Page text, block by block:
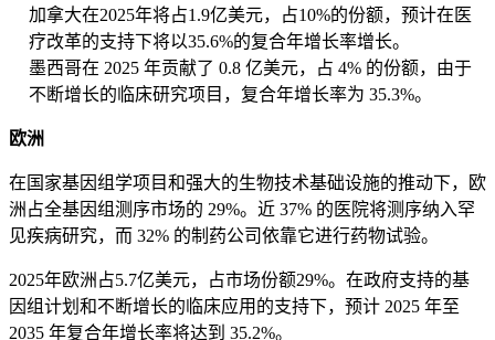
加拿大在2025年将占1.9亿美元，占10%的份额，预计在医
疗改革的支持下将以35.6%的复合年增长率增长。
墨西哥在 2025 年贡献了 0.8 亿美元，占 4% 的份额，由于
不断增长的临床研究项目，复合年增长率为 35.3%。
欧洲
在国家基因组学项目和强大的生物技术基础设施的推动下，欧
洲占全基因组测序市场的 29%。近 37% 的医院将测序纳入罕
见疾病研究，而 32% 的制药公司依靠它进行药物试验。
2025年欧洲占5.7亿美元，占市场份额29%。在政府支持的基
因组计划和不断增长的临床应用的支持下，预计 2025 年至
2035 年复合年增长率将达到 35.2%。